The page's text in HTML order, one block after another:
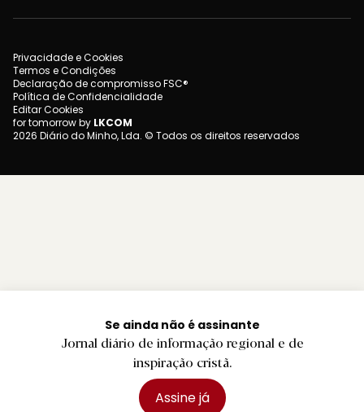
Se ainda não é assinante
Jornal diário de informação regional e de
inspiração cristã.
Assine já
Privacidade e Cookies
Termos e Condições
Declaração de compromisso FSC®
Política de Confidencialidade
Editar Cookies
for tomorrow by LKCOM
2026 Diário do Minho, Lda. © Todos os direitos reservados